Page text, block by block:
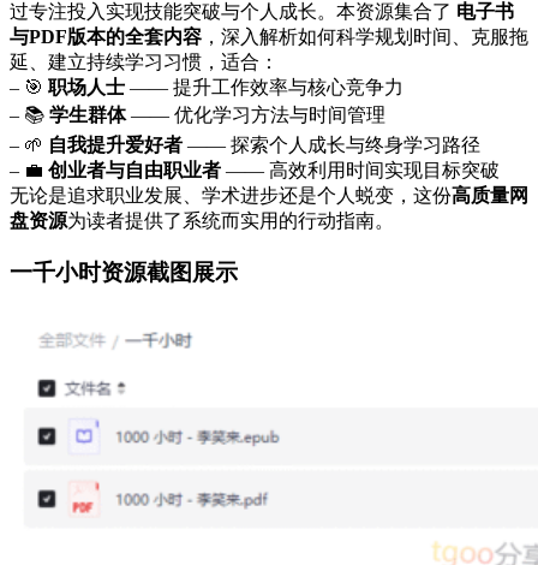
过专注投入实现技能突破与个人成长。本资源集合了 电子书
与PDF版本的全套内容 ，深入解析如何科学规划时间、克服拖
延、建立持续学习习惯，适合：
– 🎯 职场人士 —— 提升工作效率与核心竞争力
– 📚 学生群体—— 优化学习方法与时间管理
– 🌱 自我提升爱好者 —— 探索个人成长与终身学习路径
– 💼 创业者与自由职业者 —— 高效利用时间实现目标突破
无论是追求职业发展、学术进步还是个人蜕变，这份高质量网
盘资源为读者提供了系统而实用的行动指南。
一千小时资源截图展示